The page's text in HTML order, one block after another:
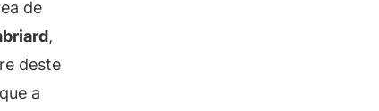
de
,
deste
a